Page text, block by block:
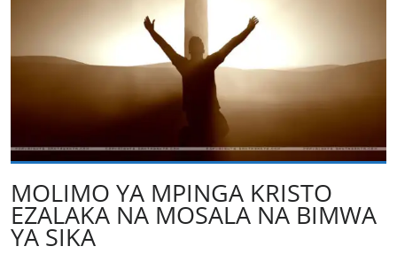
MOLIMO YA MPINGA KRISTO
EZALAKA NA MOSALA NA BIMWA
YA SIKA